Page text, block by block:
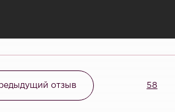
отзыв 58